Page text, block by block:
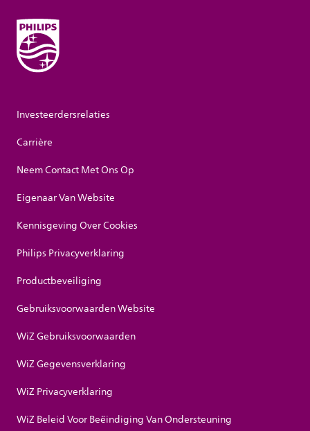
Investeerdersrelaties
Carrière
Neem Contact Met Ons Op
Eigenaar Van Website
Kennisgeving Over Cookies
Philips Privacyverklaring
Productbeveiliging
Gebruiksvoorwaarden Website
WiZ Gebruiksvoorwaarden
WiZ Gegevensverklaring
WiZ Privacyverklaring
WiZ Beleid Voor Beëindiging Van Ondersteuning